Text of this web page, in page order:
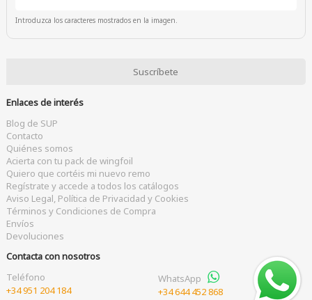
Introduzca los caracteres mostrados en la imagen.
Enlaces de interés
Blog de SUP
Contacto
Quiénes somos
Acierta con tu pack de wingfoil
Quiero que cortéis mi nuevo remo
Regístrate y accede a todos los catálogos
Aviso Legal, Política de Privacidad y Cookies
Términos y Condiciones de Compra
Envíos
Devoluciones
Contacta con nosotros
Teléfono
+34 951 204 184
WhatsApp
+34 644 452 868